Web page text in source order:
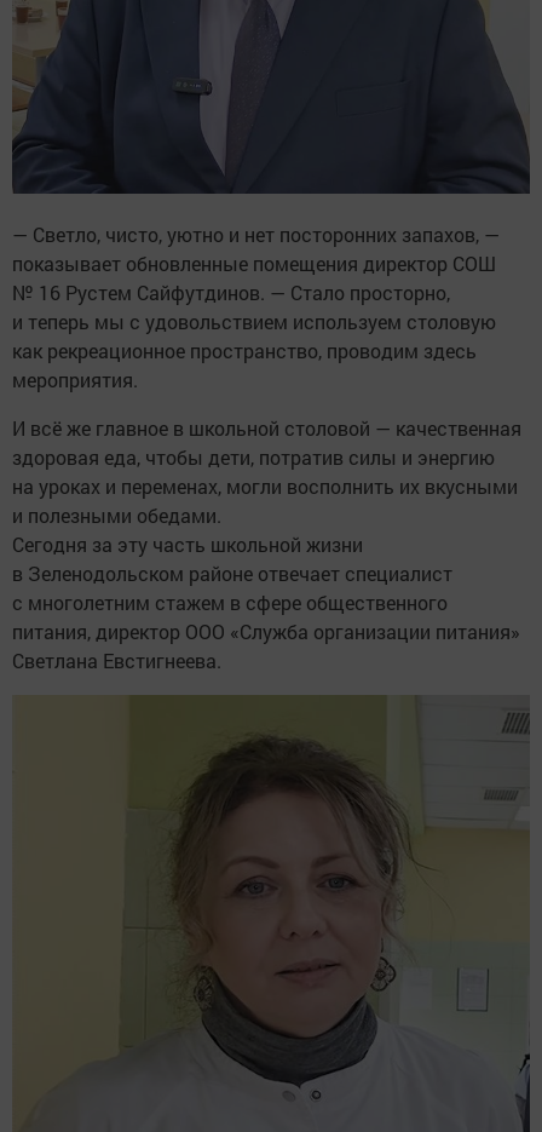
— Светло, чисто, уютно и нет посторонних запахов, —
показывает обновленные помещения директор СОШ
№ 16 Рустем Сайфутдинов. — Стало просторно,
и теперь мы с удовольствием используем столовую
как рекреационное пространство, проводим здесь
мероприятия.
И всё же главное в школьной столовой — качественная
здоровая еда, чтобы дети, потратив силы и энергию
на уроках и переменах, могли восполнить их вкусными
и полезными обедами.
Сегодня за эту часть школьной жизни
в Зеленодольском районе отвечает специалист
с многолетним стажем в сфере общественного
питания, директор ООО «Служба организации питания»
Светлана Евстигнеева.